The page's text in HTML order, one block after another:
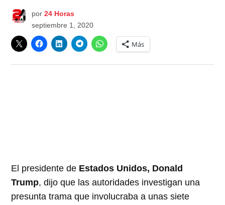
por 24 Horas
septiembre 1, 2020
Más
El presidente de Estados Unidos, Donald
Trump, dijo que las autoridades investigan una
presunta trama que involucraba a unas siete